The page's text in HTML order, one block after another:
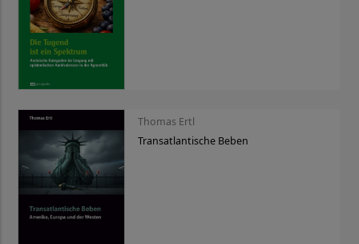
Thomas Ertl
Transatlantische Beben